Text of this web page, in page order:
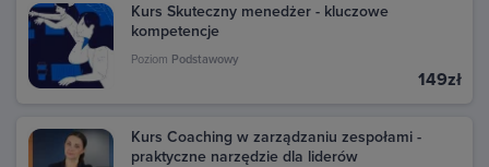
Kurs Skuteczny menedżer - kluczowe
kompetencje
Poziom Podstawowy
149zł
Kurs Coaching w zarządzaniu zespołami -
praktyczne narzędzie dla liderów